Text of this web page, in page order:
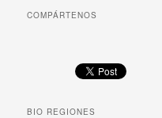
COMPÁRTENOS
BIO REGIONES